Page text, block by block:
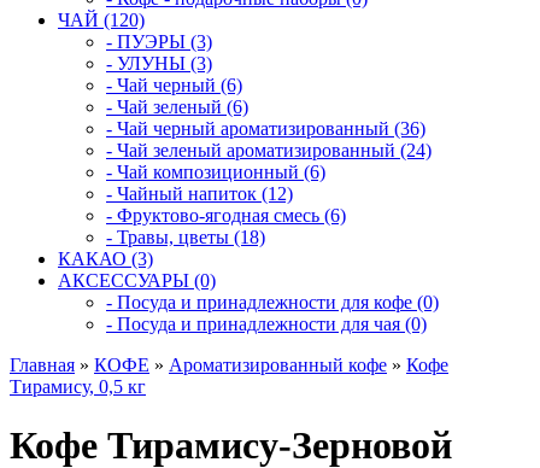
ЧАЙ (120)
- ПУЭРЫ (3)
- УЛУНЫ (3)
- Чай черный (6)
- Чай зеленый (6)
- Чай черный ароматизированный (36)
- Чай зеленый ароматизированный (24)
- Чай композиционный (6)
- Чайный напиток (12)
- Фруктово-ягодная смесь (6)
- Травы, цветы (18)
КАКАО (3)
АКСЕССУАРЫ (0)
- Посуда и принадлежности для кофе (0)
- Посуда и принадлежности для чая (0)
Главная » КОФЕ » Ароматизированный кофе » Кофе
Тирамису, 0,5 кг
Кофе Тирамису-Зерновой